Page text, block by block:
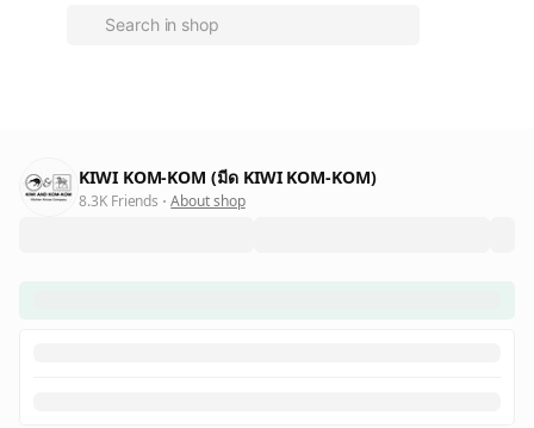
KIWI KOM-KOM (มีด KIWI KOM-KOM)
8.3K Friends About shop